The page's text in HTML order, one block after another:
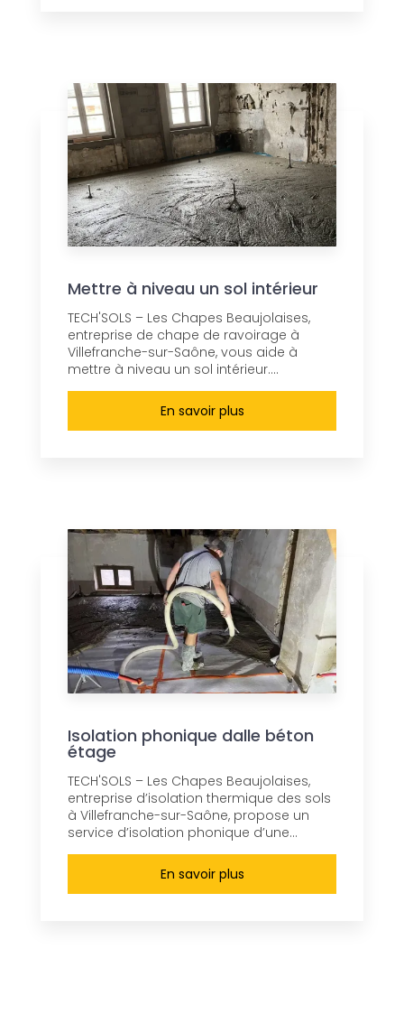
Mettre à niveau un sol intérieur
TECH'SOLS – Les Chapes Beaujolaises,
entreprise de chape de ravoirage à
Villefranche-sur-Saône, vous aide à
mettre à niveau un sol intérieur....
En savoir plus
Isolation phonique dalle béton
étage
TECH'SOLS – Les Chapes Beaujolaises,
entreprise d’isolation thermique des sols
à Villefranche-sur-Saône, propose un
service d’isolation phonique d’une...
En savoir plus